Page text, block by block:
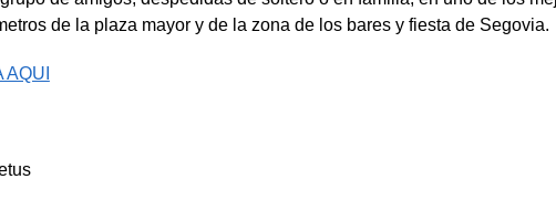
de la plaza mayor y de la zona de los bares y fiesta de Segovia.
AQUI